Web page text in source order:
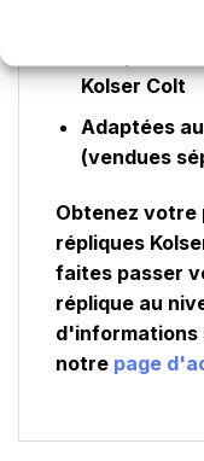
Longueur
Kolser Colt
Adaptées
(vendues
Obtenez votre
répliques
faites passer
réplique au
d'informations
notre page